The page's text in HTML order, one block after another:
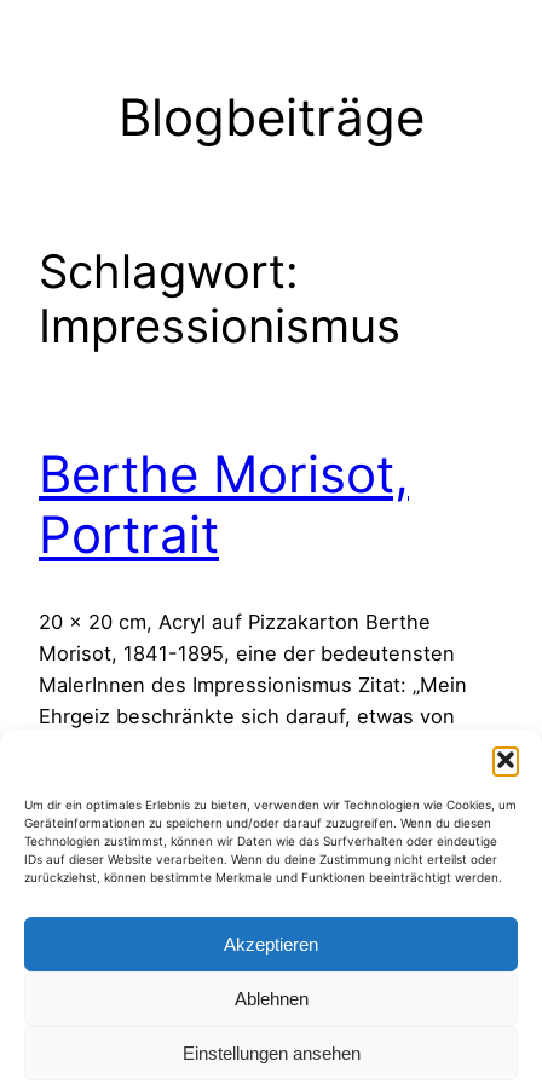
Um dir ein optimales Erlebnis zu bieten, verwenden wir Technologien wie Cookies, um
Geräteinformationen zu speichern und/oder darauf zuzugreifen. Wenn du diesen
Technologien zustimmst, können wir Daten wie das Surfverhalten oder eindeutige
IDs auf dieser Website verarbeiten. Wenn du deine Zustimmung nicht erteilst oder
zurückziehst, können bestimmte Merkmale und Funktionen beeinträchtigt werden.
Akzeptieren
Ablehnen
Einstellungen ansehen
Blogbeiträge
Schlagwort:
Impressionismus
Berthe Morisot,
Portrait
20 x 20 cm, Acryl auf Pizzakarton Berthe
Morisot, 1841-1895, eine der bedeutensten
MalerInnen des Impressionismus Zitat: „Mein
Ehrgeiz beschränkte sich darauf, etwas von
Morisot) gefunden auf FemBio zurück zu
Portrait
3. Juli 2016